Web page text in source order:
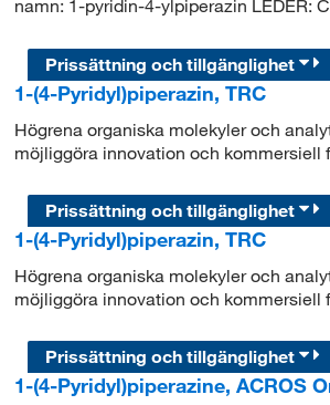
namn: 1-pyridin-4-ylpiperazin LEDER:
Prissättning och tillgänglighet
1-(4-Pyridyl)piperazin, TRC
Högrena organiska molekyler och
möjliggöra innovation och kommersiell
Prissättning och tillgänglighet
1-(4-Pyridyl)piperazin, TRC
Högrena organiska molekyler och
möjliggöra innovation och kommersiell
Prissättning och tillgänglighet
1-(4-Pyridyl)piperazine, ACROS